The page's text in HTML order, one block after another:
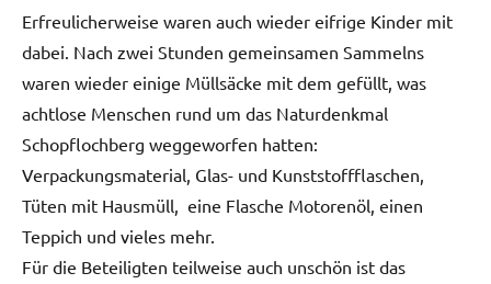
Erfreulicherweise waren auch wieder eifrige Kinder mit
dabei. Nach zwei Stunden gemeinsamen Sammelns
waren wieder einige Müllsäcke mit dem gefüllt, was
achtlose Menschen rund um das Naturdenkmal
Schopflochberg weggeworfen hatten:
Verpackungsmaterial, Glas- und Kunststoffflaschen,
Tüten mit Hausmüll, eine Flasche Motorenöl, einen
Teppich und vieles mehr.
Für die Beteiligten teilweise auch unschön ist das